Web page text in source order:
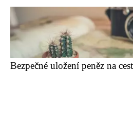
Bezpečné uložení peněz na